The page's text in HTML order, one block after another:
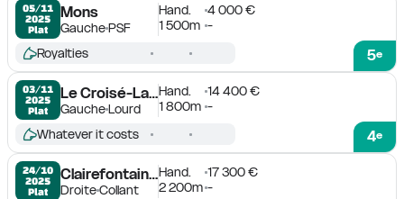
05/11
2025
Plat
Mons
GauchePSF
Hand.
4 000 €
1 500m -
5e
Royalties
03/11
2025
Plat
Le Croisé-Laroche
GaucheLourd
Hand.
14 400 €
1 800m -
4e
Whatever it costs
24/10
2025
Plat
Clairefontaine-Deauville
DroiteCollant
Hand.
17 300 €
2 200m -